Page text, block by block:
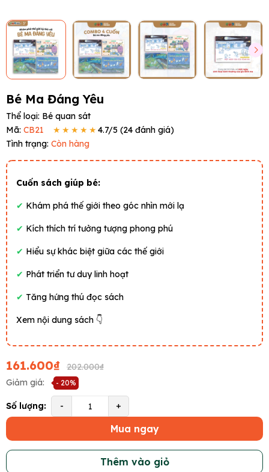
Bé Ma Đáng Yêu
Thể loại: Bé quan sát
Mã: CB21 ★★★★★4.7/5 (24 đánh giá)
Tình trạng: Còn hàng
Cuốn sách giúp bé:
✔ Khám phá thế giới theo góc nhìn mới lạ
✔ Kích thích trí tưởng tượng phong phú
✔ Hiểu sự khác biệt giữa các thế giới
✔ Phát triển tư duy linh hoạt
✔ Tăng hứng thú đọc sách
Xem nội dung sách 👇
161.600₫
202.000₫
Giảm giá:
- 20%
Số lượng: - +
Mua ngay
Thêm vào giỏ